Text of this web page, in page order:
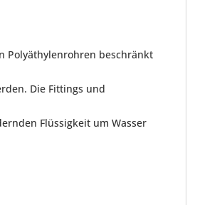
Polyäthylenrohren beschränkt
Die Fittings und
Flüssigkeit um Wasser